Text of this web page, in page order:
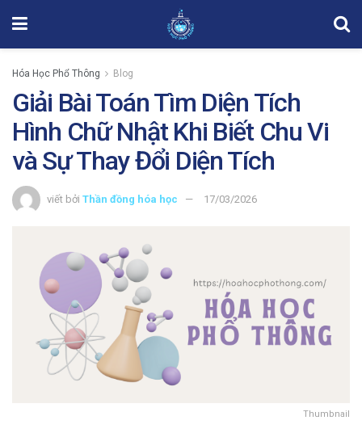
Hóa Học Phổ Thông Blog
Giải Bài Toán Tìm Diện Tích
Hình Chữ Nhật Khi Biết Chu Vi
và Sự Thay Đổi Diện Tích
viết bởi Thần đồng hóa học 17/03/2026
Thumbnail